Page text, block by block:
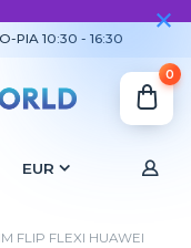
EUR
PIA 10:30 - 16:30
0
FLIP FLEXI HUAWEI